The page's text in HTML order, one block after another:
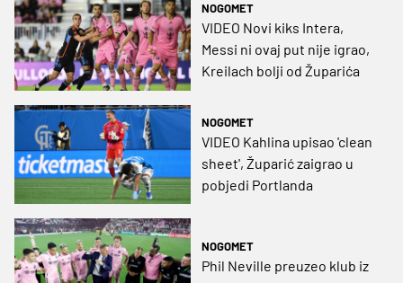
NOGOMET
VIDEO Novi kiks Intera,
Messi ni ovaj put nije igrao,
Kreilach bolji od Župarića
NOGOMET
VIDEO Kahlina upisao 'clean
sheet', Župarić zaigrao u
pobjedi Portlanda
NOGOMET
Phil Neville preuzeo klub iz